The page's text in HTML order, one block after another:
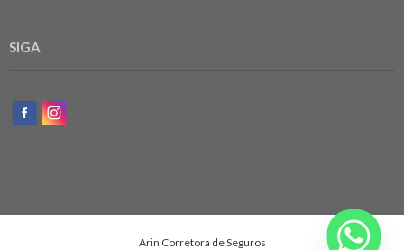
SIGA
Arin Corretora de Seguros